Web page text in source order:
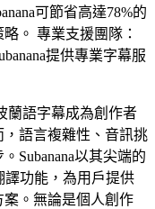
可節省高達78%的
。 專業支援團隊：
提供專業字幕服
蘭語字幕成為創作者
語言複雜性、音訊挑
Subanana以其尖端的
功能，為用戶提供
。無論是個人創作